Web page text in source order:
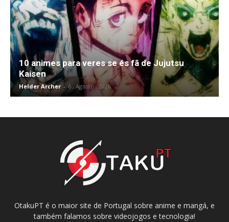
10 animes para veres se és fã de Jujutsu
Kaisen
Helder Archer - 6 , Agosto , 2026
OtakuPT é o maior site de Portugal sobre anime e mangá, e
também falamos sobre videojogos e tecnologia!